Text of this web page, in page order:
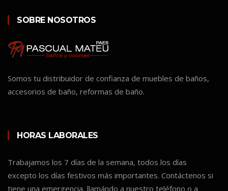
SOBRE NOSOTROS
Somos tu distribuidor de confianza de muebles de baños,
accesorios de baño, reformas de baño.
HORAS LABORALES
Trabajamos los 7 días de la semana, todos los días
excepto los días festivos más importantes. Contáctenos si
tiene una emergencia, llamándo a nuestro teléfono o a